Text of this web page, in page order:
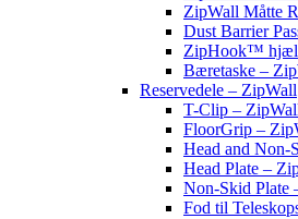
ZipWall Måtte
Dust Barrier
ZipHook™
Bæretaske –
Reservedele – ZipWall
T-Clip –
FloorGrip –
Head and Non-
Head Plate –
Non-Skid Plate
Fod til